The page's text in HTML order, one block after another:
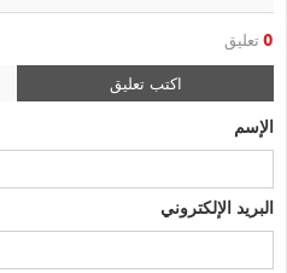
0 تعليق
اكتب تعليق
الإسم
البريد الإلكتروني